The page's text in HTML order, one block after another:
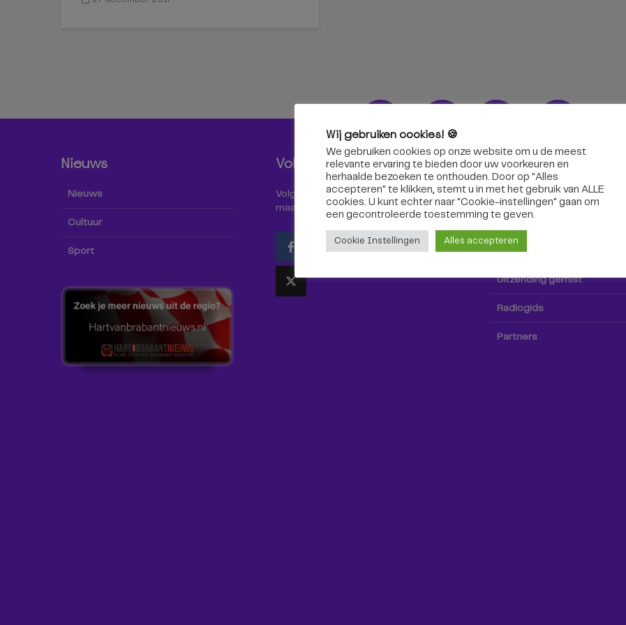
Nieuws
Nieuws
Cultuur
Sport
Volg ons!
Volg Omroep Tilburg niet alleen hier,
maar ook via social media!
Radio & TV
Kijk tv
Radio
TV-gids
Uitzending gemist
Radiogids
Partners
Wij gebruiken cookies! 🍪
We gebruiken cookies op onze website om u de meest
relevante ervaring te bieden door uw voorkeuren en
herhaalde bezoeken te onthouden. Door op "Alles
accepteren" te klikken, stemt u in met het gebruik van ALLE
cookies. U kunt echter naar "Cookie-instellingen" gaan om
een ​​gecontroleerde toestemming te geven.
Cookie Instellingen Alles accepteren